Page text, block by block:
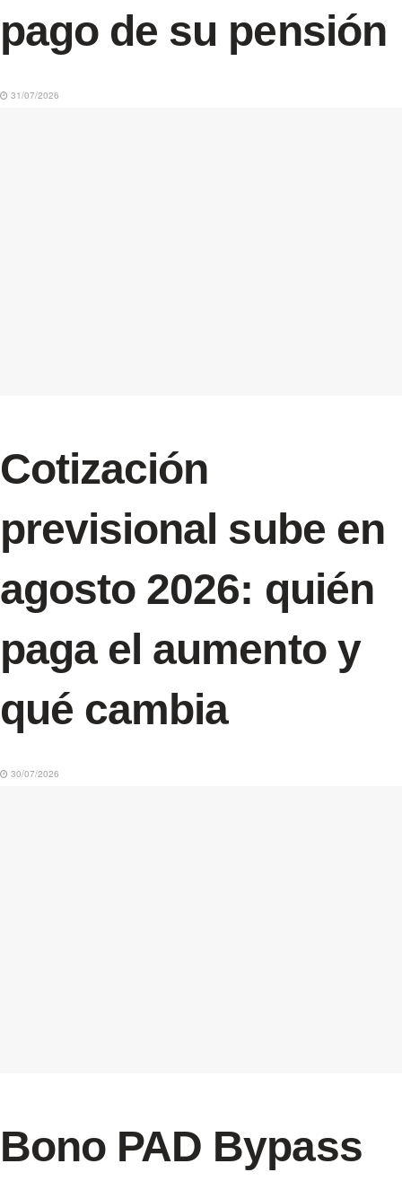
pago de su pensión
31/07/2026
Cotización
previsional sube en
agosto 2026: quién
paga el aumento y
qué cambia
30/07/2026
Bono PAD Bypass